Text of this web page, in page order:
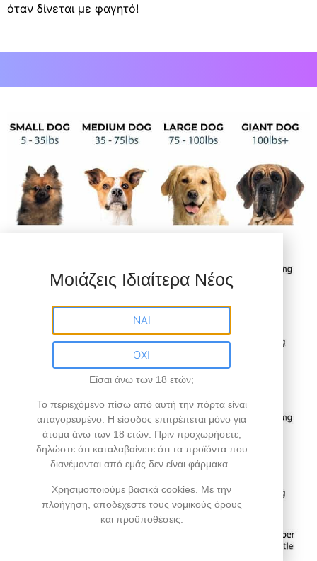
όταν δίνεται με φαγητό!
Μοιάζεις Ιδιαίτερα Νέος
ΝΑΙ
ΟΧΙ
Είσαι άνω των 18 ετών;
Το περιεχόμενο πίσω από αυτή την πόρτα είναι
απαγορευμένο. Η είσοδος επιτρέπεται μόνο για
άτομα άνω των 18 ετών. Πριν προχωρήσετε,
δηλώστε ότι καταλαβαίνετε ότι τα προϊόντα που
διανέμονται από εμάς δεν είναι φάρμακα.
Χρησιμοποιούμε βασικά cookies. Με την
πλοήγηση, αποδέχεστε τους νομικούς όρους
και προϋποθέσεις.